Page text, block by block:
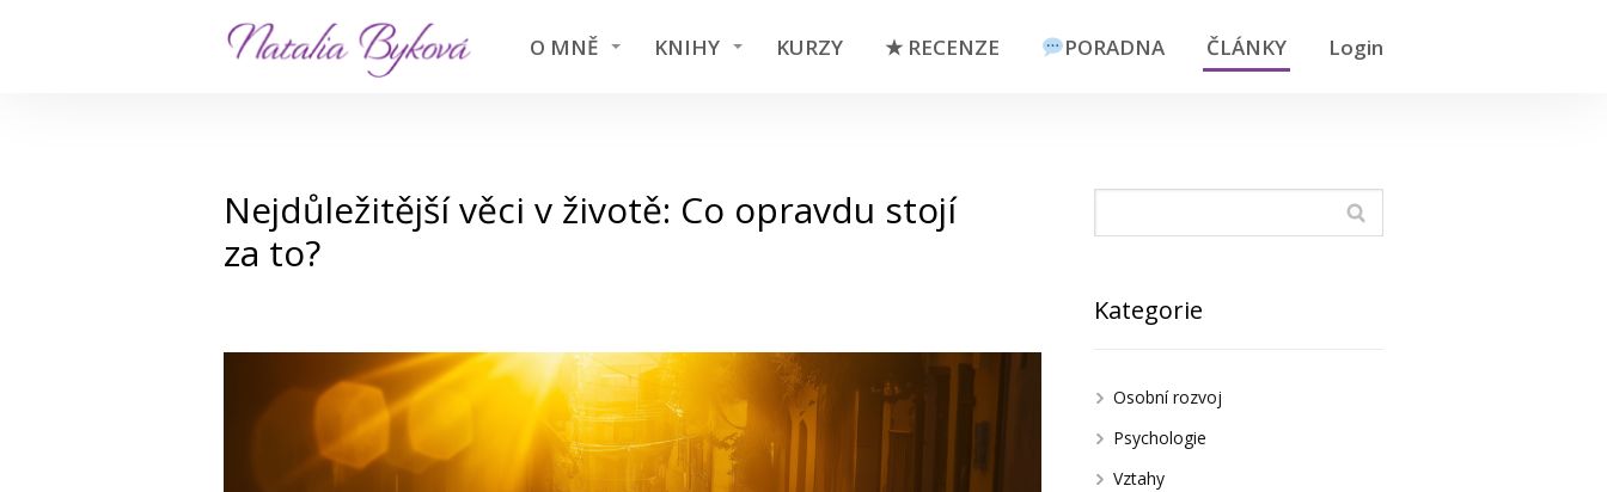
O MNĚ KNIHY KURZY ★ RECENZE PORADNA ČLÁNKY Login
Nejdůležitější věci v životě: Co opravdu stojí
za to?
Kategorie
Osobní rozvoj
Psychologie
Vztahy